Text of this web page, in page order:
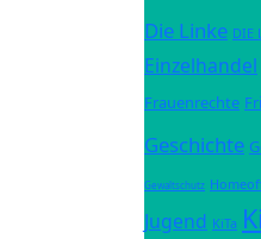
Die Linke DIE
Einzelhandel
Frauenrechte
Geschichte
Gewaltschutz
Jugend KiTa